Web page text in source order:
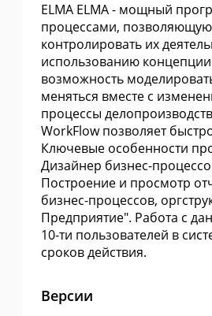
ELMA ELMA - мощный
процессами, позволяющую
контролировать их
использованию
возможность
меняться вместе с
процессы
WorkFlow позволяет
Ключевые особенности
Дизайнер бизнес-
Построение и просмотр
бизнес-процессов,
Предприятие". Работа с
10-ти пользователей в
сроков действия.
Версии